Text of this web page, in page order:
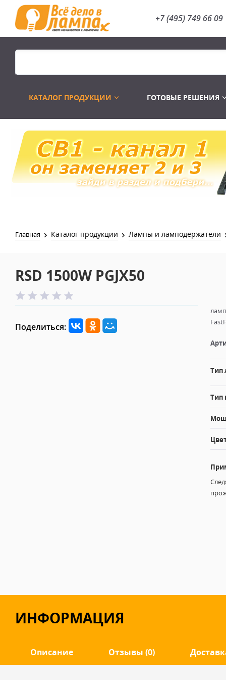
+7 (495) 749 66 09
КАТАЛОГ ПРОДУКЦИИ
Распродажа Лампы
ГОТОВЫЕ РЕШЕНИЯ
Главная Каталог продукции Лампы и ламподержатели
RSD 1500W PGJX50
Поделиться:
Тип
Тип
ИНФОРМАЦИЯ
Описание Отзывы (0)